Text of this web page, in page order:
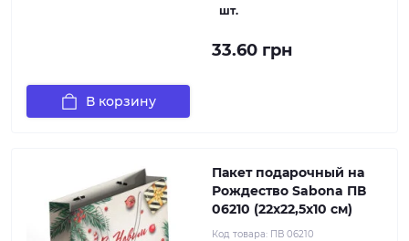
шт.
33.60 грн
В корзину
Пакет подарочный на
Рождество Sabona ПВ
06210 (22x22,5x10 см)
Код товара: ПВ 06210